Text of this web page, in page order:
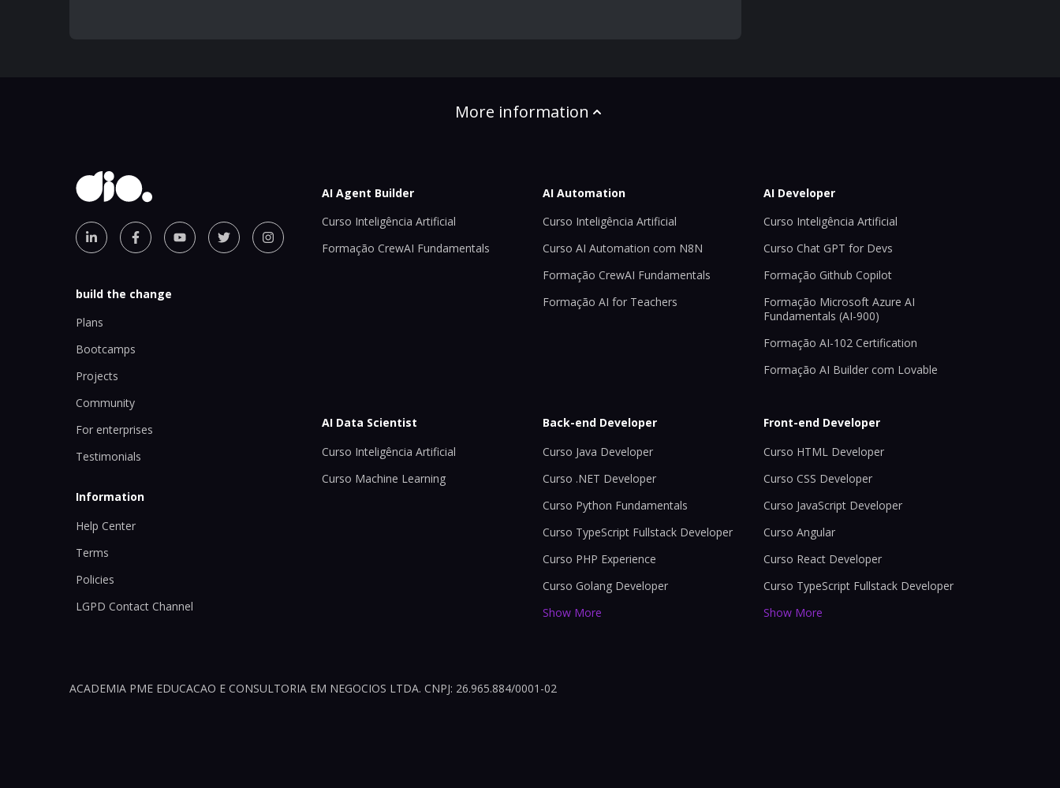
More information
build the change
Plans
Bootcamps
Projects
Community
For enterprises
Testimonials
Information
Help Center
Terms
Policies
LGPD Contact Channel
AI Agent Builder
Curso Inteligência Artificial
Formação CrewAI Fundamentals
AI Automation
Curso Inteligência Artificial
Curso AI Automation com N8N
Formação CrewAI Fundamentals
Formação AI for Teachers
AI Developer
Curso Inteligência Artificial
Curso Chat GPT for Devs
Formação Github Copilot
Formação Microsoft Azure AI
Fundamentals (AI-900)
Formação AI-102 Certification
Formação AI Builder com Lovable
AI Data Scientist
Curso Inteligência Artificial
Curso Machine Learning
Back-end Developer
Curso Java Developer
Curso .NET Developer
Curso Python Fundamentals
Curso TypeScript Fullstack Developer
Curso PHP Experience
Curso Golang Developer
Show More
Front-end Developer
Curso HTML Developer
Curso CSS Developer
Curso JavaScript Developer
Curso Angular
Curso React Developer
Curso TypeScript Fullstack Developer
Show More
ACADEMIA PME EDUCACAO E CONSULTORIA EM NEGOCIOS LTDA. CNPJ: 26.965.884/0001-02